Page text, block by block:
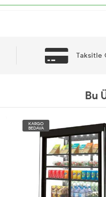
Taksitle
Bu
KARGO
BEDAVA